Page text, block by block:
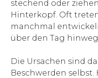
stechend oder
Hinterkopf. Oft
manchmal
über den Tag hinweg.
Die Ursachen sind
Beschwerden selbst.